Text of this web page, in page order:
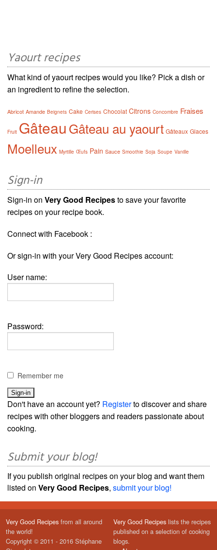
Yaourt recipes
What kind of yaourt recipes would you like? Pick a dish or
an ingredient to refine the selection.
Abricot Amande Beignets Cake Cerises Chocolat Citrons Concombre Fraises
Fruit GâteauGâteau au yaourt Gâteaux Glaces
Moelleux Myrtille Œufs Pain Sauce Smoothie Soja Soupe Vanille
Sign-in
Sign-in on Very Good Recipesto save your favorite
recipes on your recipe book.
Connect with Facebook :
Or sign-in with your Very Good Recipes account:
User name:
Password:
Remember me
Don't have an account yet? Registerto discover and share
recipes with other bloggers and readers passionate about
cooking.
Submit your blog!
If you publish original recipes on your blog and want them
listed on Very Good Recipes, submit your blog!
Very Good Recipes from all around
the world!
Copyright © 2011 - 2016 Stéphane
Very Good Recipes lists the recipes
published on a selection of cooking
blogs.